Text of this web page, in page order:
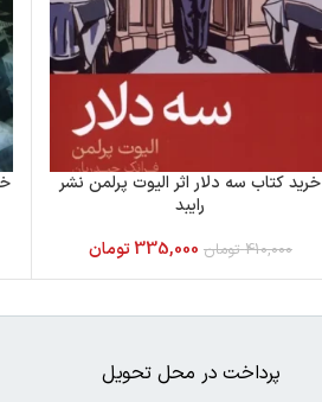
خرید کتاب سه دلار اثر الیوت پرلمن نشر
رایبد
410,000 تومان 335,000تومان
پرداخت در محل تحویل